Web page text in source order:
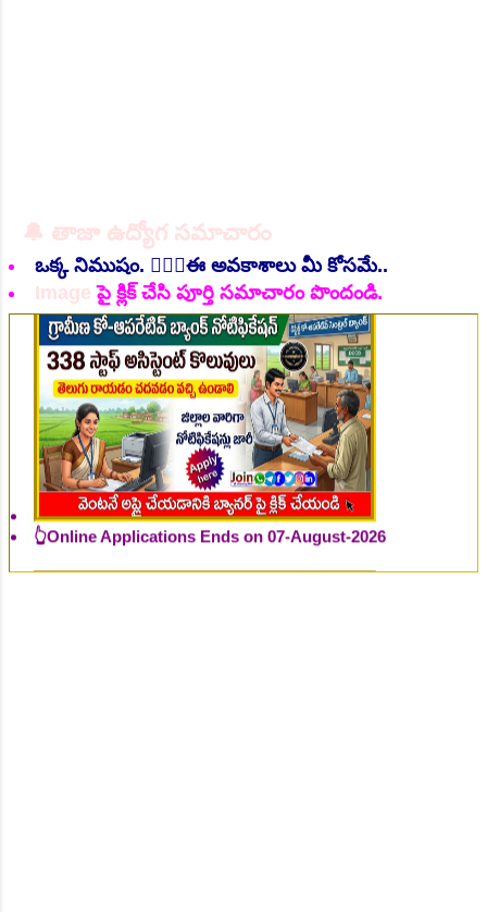
🔔 తాజా ఉద్యోగ సమాచారం
ఒక్క నిముషం. 💁🏻‍♂️ఈ అవకాశాలు మీ కోసమే..
Imageపై క్లిక్ చేసి పూర్తి సమాచారం పొందండి.
👆Online Applications Ends on 07-August-2026